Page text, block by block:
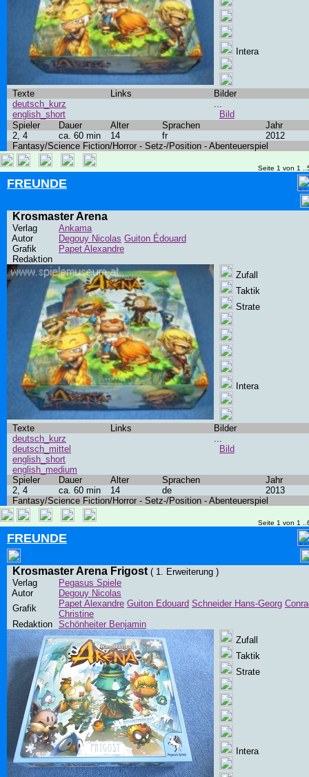
Intera
Texte Links
Bilder
deutsch_kurz
english_short
...
Bild
Spieler
Dauer Alter Sprachen
Jahr
2, 4
ca. 60 min 14 fr
2012
Fantasy/Science Fiction/Horror - Setz-/Position - Abenteuerspiel
Seite 1 von 1
FREUNDE
Krosmaster Arena
Verlag
Ankama
Autor
Degouy Nicolas Guiton Édouard
Grafik
Papet Alexandre
Redaktion
Zufall
Taktik
Strate
Intera
Texte Links
Bilder
deutsch_kurz
deutsch_mittel
english_short
english_medium
...
Bild
Spieler Dauer Alter Sprachen
Jahr
2, 4
ca. 60 min 14 de
2013
Fantasy/Science Fiction/Horror - Setz-/Position - Abenteuerspiel
Seite 1 von 1
FREUNDE
Krosmaster Arena Frigost ( 1. Erweiterung )
Verlag
Pegasus Spiele
Autor
Degouy Nicolas
Grafik
Papet Alexandre Guiton Edouard Schneider Hans-Georg
Christine
Redaktion Schönheiter Benjamin
Zufall
Taktik
Strate
Intera